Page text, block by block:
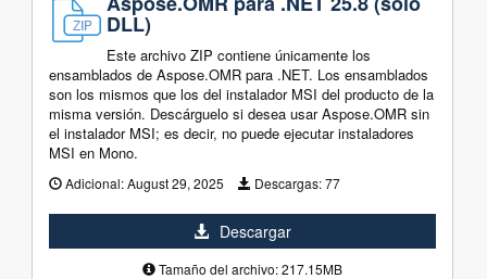
DLL)
Este archivo ZIP contiene únicamente los
ensamblados de Aspose.OMR para .NET. Los ensamblados
son los mismos que los del instalador MSI del producto de la
misma versión. Descárguelo si desea usar Aspose.OMR sin
el instalador MSI; es decir, no puede ejecutar instaladores
MSI en Mono.
Adicional:August 29, 2025 Descargas:77
Descargar
Tamaño del archivo: 217.15MB